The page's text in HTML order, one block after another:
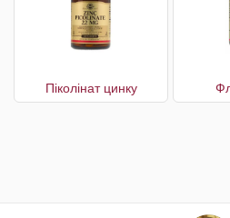
Піколінат цинку